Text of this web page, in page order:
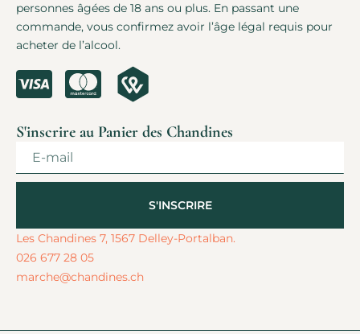
personnes âgées de 18 ans ou plus. En passant une
commande, vous confirmez avoir l’âge légal requis pour
acheter de l’alcool.
S'inscrire au Panier des Chandines
S'INSCRIRE
Alternative:
Les Chandines 7, 1567 Delley-Portalban.
026 677 28 05
marche@chandines.ch